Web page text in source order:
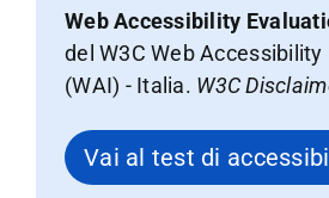
Web Accessibility
del W3C Web
(WAI) - Italia. W3C
Vai al test di